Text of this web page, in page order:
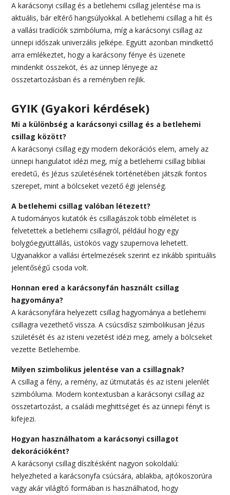
A karácsonyi csillag és a betlehemi csillag jelentése ma is
aktuális, bár eltérő hangsúlyokkal. A betlehemi csillag a hit és
a vallási tradíciók szimbóluma, míg a karácsonyi csillag az
ünnepi időszak univerzális jelképe. Együtt azonban mindkettő
arra emlékeztet, hogy a karácsony fénye és üzenete
mindenkit összeköt, és az ünnep lényege az
összetartozásban és a reményben rejlik.
GYIK (Gyakori kérdések)
Mi a különbség a karácsonyi csillag és a betlehemi
csillag között?
A karácsonyi csillag egy modern dekorációs elem, amely az
ünnepi hangulatot idézi meg, míg a betlehemi csillag bibliai
eredetű, és Jézus születésének történetében játszik fontos
szerepet, mint a bölcseket vezető égi jelenség.
A betlehemi csillag valóban létezett?
A tudományos kutatók és csillagászok több elméletet is
felvetettek a betlehemi csillagról, például hogy egy
bolygóegyüttállás, üstökös vagy szupernova lehetett.
Ugyanakkor a vallási értelmezések szerint ez inkább spirituális
jelentőségű csoda volt.
Honnan ered a karácsonyfán használt csillag
hagyománya?
A karácsonyfára helyezett csillag hagyománya a betlehemi
csillagra vezethető vissza. A csúcsdísz szimbolikusan Jézus
születését és az isteni vezetést idézi meg, amely a bölcseket
vezette Betlehembe.
Milyen szimbolikus jelentése van a csillagnak?
A csillag a fény, a remény, az útmutatás és az isteni jelenlét
szimbóluma. Modern kontextusban a karácsonyi csillag az
összetartozást, a családi meghittséget és az ünnepi fényt is
kifejezi.
Hogyan használhatom a karácsonyi csillagot
dekorációként?
A karácsonyi csillag díszítésként nagyon sokoldalú:
helyezheted a karácsonyfa csúcsára, ablakba, ajtókoszorúra
vagy akár világító formában is használhatod, hogy